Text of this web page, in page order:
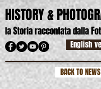
HISTORY &
laStoria raccontata dallaF
English
BACK TO NEWS